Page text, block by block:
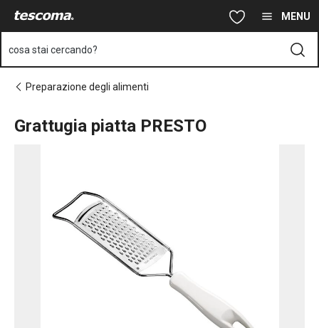
Vai al contenuto principale MENU
cosa stai cercando?
Preparazione degli alimenti
Grattugia piatta PRESTO